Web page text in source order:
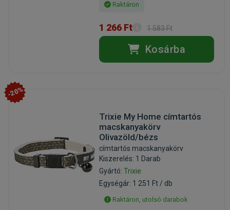
Raktáron
1 266 Ft 1 583 Ft
Kosárba
-20%
Trixie My Home címtartós
macskanyakörv
Olivazöld/bézs
címtartós macskanyakörv
Kiszerelés: 1 Darab
Gyártó: Trixie
Egységár: 1 251 Ft / db
Raktáron, utolsó darabok